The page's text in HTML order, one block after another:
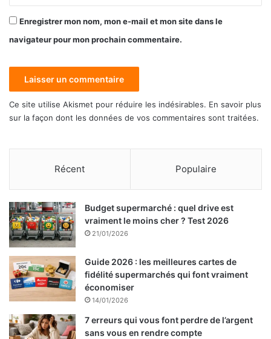
Enregistrer mon nom, mon e-mail et mon site dans le
navigateur pour mon prochain commentaire.
Ce site utilise Akismet pour réduire les indésirables. En savoir plus
sur la façon dont les données de vos commentaires sont traitées.
Récent Populaire
Budget supermarché : quel drive est
vraiment le moins cher ? Test 2026
21/01/2026
Guide 2026 : les meilleures cartes de
fidélité supermarchés qui font vraiment
économiser
14/01/2026
7 erreurs qui vous font perdre de l’argent
sans vous en rendre compte